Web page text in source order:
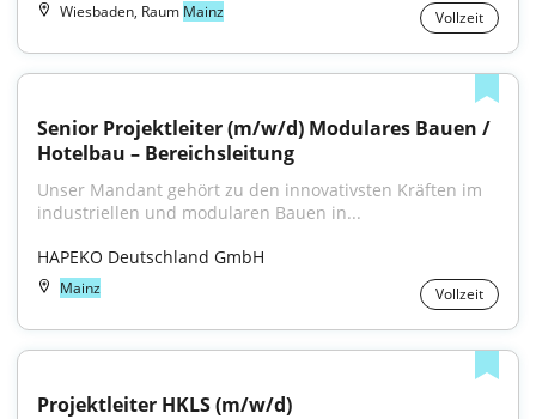
Wiesbaden, Raum Mainz Vollzeit
Senior Projektleiter (m/w/d) Modulares Bauen /
Hotelbau – Bereichsleitung
Unser Mandant gehört zu den innovativsten Kräften im
industriellen und modularen Bauen in...
HAPEKO Deutschland GmbH
Mainz Vollzeit
Projektleiter HKLS (m/w/d)